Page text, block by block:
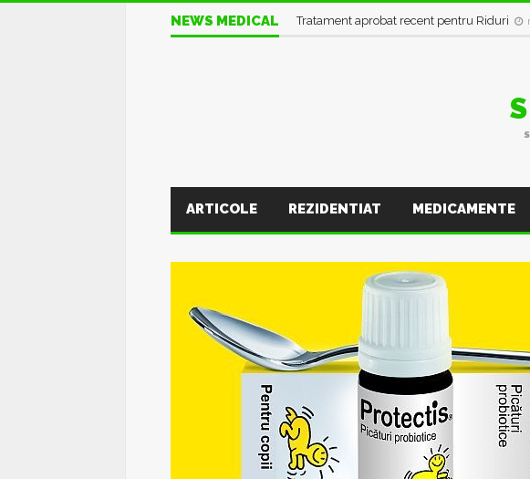
NEWS MEDICAL Informații UTILE în plin val de Infecții
ARTICOLE REZIDENTIAT MEDICAMENTE